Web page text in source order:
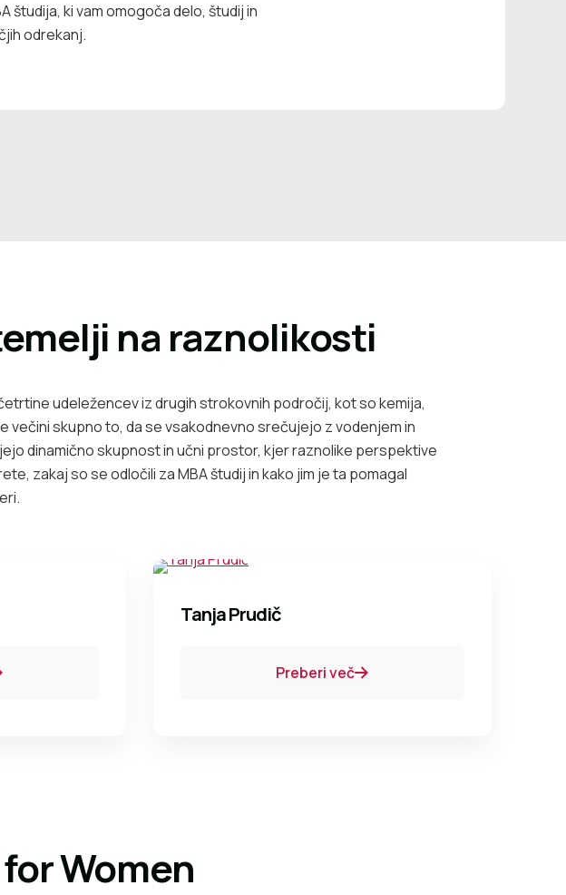
študija, ki vam omogoča delo, študij in
odrekanj.
na raznolikosti
udeležencev iz drugih strokovnih področij, kot so kemija,
skupno to, da se vsakodnevno srečujejo z vodenjem in
dinamično skupnost in učni prostor, kjer raznolike perspektive
zakaj so se odločili za MBA študij in kako jim je ta pomagal
Tanja Prudič
Preberi več
Women